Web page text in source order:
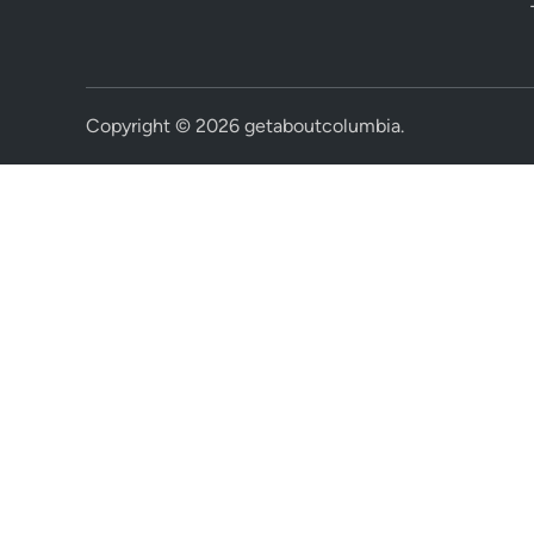
Copyright © 2026 getaboutcolumbia.